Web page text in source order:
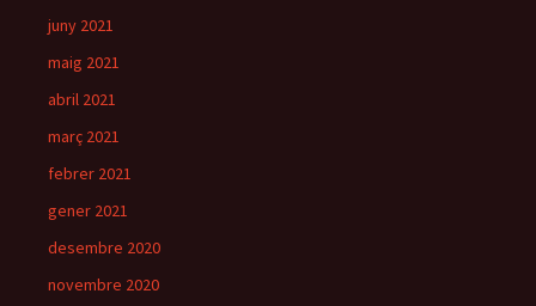
juny 2021
maig 2021
abril 2021
març 2021
febrer 2021
gener 2021
desembre 2020
novembre 2020